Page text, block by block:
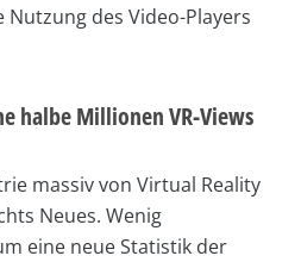
des Video-Players
halbe Millionen VR-Views
massiv von Virtual Reality
Neues. Wenig
eine neue Statistik der